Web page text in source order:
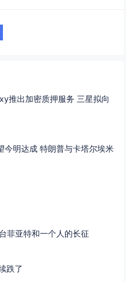
推出加密质押服务 三星拟向
今明达成 特朗普与卡塔尔埃米
菲亚特和一个人的长征
跌了